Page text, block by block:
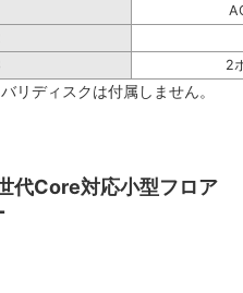
2
リディスクは付属しません。
代Core対応小型フロア